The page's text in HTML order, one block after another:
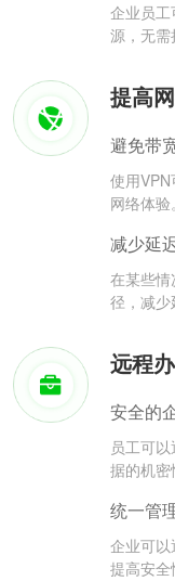
企业员
源，无需
提高
避免带
使用
网络体验。
减少延
在某些
径，减少
远程
安全的
员工可
据的机密
统一管
企业可以
提高安全